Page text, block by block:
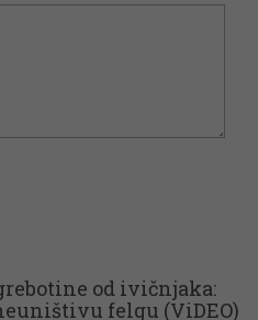
od ivičnjaka:
felgu (ViDEO)